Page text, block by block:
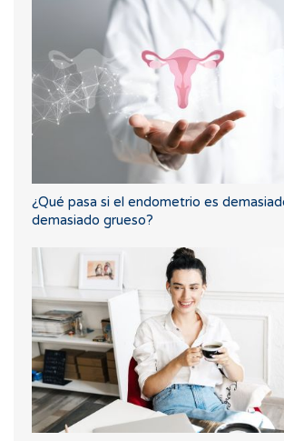
¿Qué pasa si el endometrio es
demasiado grueso?